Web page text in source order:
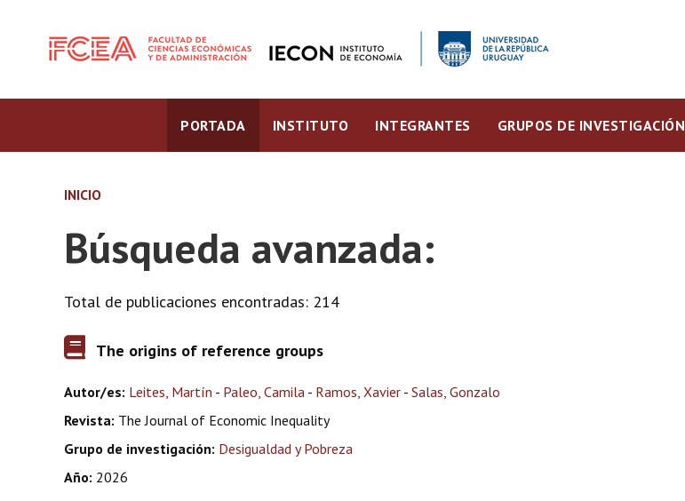
PORTADA INSTITUTO INTEGRANTES GRUPOS DE INVESTIGACIÓN
INICIO
Búsqueda avanzada:
Total de publicaciones encontradas: 214
The origins of reference groups
Autor/es: Leites, Martín - Paleo, Camila - Ramos, Xavier - Salas, Gonzalo
Revista: The Journal of Economic Inequality
Grupo de investigación: Desigualdad y Pobreza
Año: 2026